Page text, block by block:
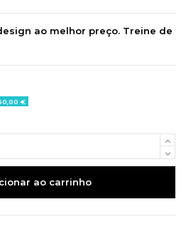
ao melhor preço. Treine de
€
ao carrinho